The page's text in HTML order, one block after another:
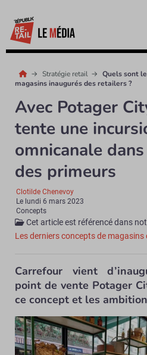
Stratégie retail
Quels sont
magasins inaugurés des retailers ?
Avec Potager
tente une
omnicanale
des primeurs
Clotilde Chenevoy
Le lundi 6 mars 2023
Concepts
Cet article est référencé dans
Les derniers concepts de magasins
Carrefour vient
point de vente Potager
ce concept et les